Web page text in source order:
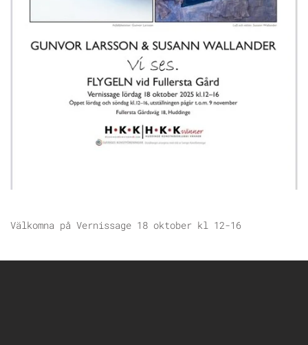
Välkomna på Vernissage 18 oktober kl 12-16